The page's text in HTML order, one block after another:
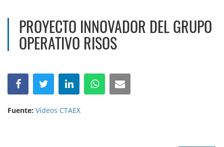
PROYECTO INNOVADOR DEL GRUPO
OPERATIVO RISOS
Fuente: Vídeos CTAEX